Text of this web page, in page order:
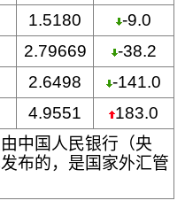
1.5180
-9.0
2.79669
-38.2
2.6498
-141.0
4.9551
183.0
中国人民银行（央
布的，是国家外汇管